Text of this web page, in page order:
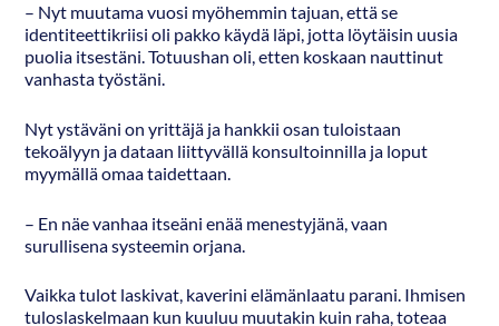
– Nyt muutama vuosi myöhemmin tajuan, että se
identiteettikriisi oli pakko käydä läpi, jotta löytäisin uusia
puolia itsestäni. Totuushan oli, etten koskaan nauttinut
vanhasta työstäni.
Nyt ystäväni on yrittäjä ja hankkii osan tuloistaan
tekoälyyn ja dataan liittyvällä konsultoinnilla ja loput
myymällä omaa taidettaan.
– En näe vanhaa itseäni enää menestyjänä, vaan
surullisena systeemin orjana.
Vaikka tulot laskivat, kaverini elämänlaatu parani. Ihmisen
tuloslaskelmaan kun kuuluu muutakin kuin raha, toteaa